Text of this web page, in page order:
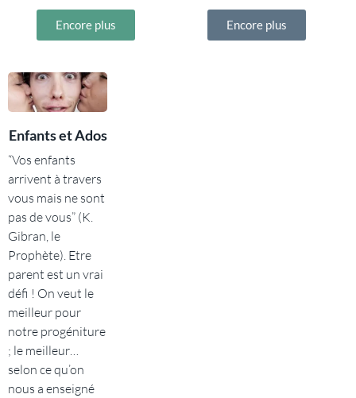
Encore plus Encore plus
Enfants et Ados
“Vos enfants
arrivent à travers
vous mais ne sont
pas de vous” (K.
Gibran, le
Prophète). Etre
parent est un vrai
défi ! On veut le
meilleur pour
notre progéniture
; le meilleur…
selon ce qu’on
nous a enseigné